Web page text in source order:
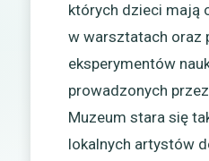
których dzieci mają
w warsztatach oraz
eksperymentów
prowadzonych
Muzeum stara się
lokalnych artystów